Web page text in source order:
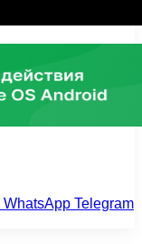
WhatsApp Telegram